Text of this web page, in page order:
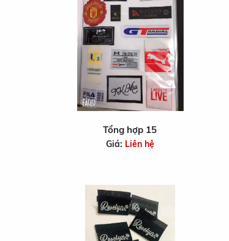
Tổng hợp 15
Giá: Liên hệ